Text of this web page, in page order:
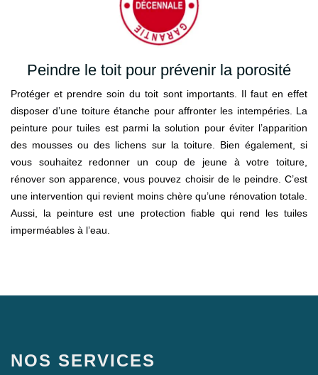
Peindre le toit pour prévenir la porosité
Protéger et prendre soin du toit sont importants. Il faut en effet
disposer d’une toiture étanche pour affronter les intempéries. La
peinture pour tuiles est parmi la solution pour éviter l’apparition
des mousses ou des lichens sur la toiture. Bien également, si
vous souhaitez redonner un coup de jeune à votre toiture,
rénover son apparence, vous pouvez choisir de le peindre. C’est
une intervention qui revient moins chère qu’une rénovation totale.
Aussi, la peinture est une protection fiable qui rend les tuiles
imperméables à l’eau.
NOS SERVICES